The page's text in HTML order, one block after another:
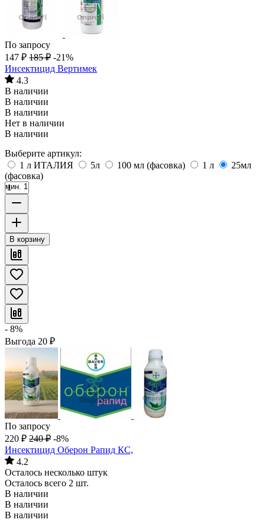
По запросу
147 ₽ 185 ₽ -21%
Инсектицид Вертимек
4.3
В наличии
В наличии
В наличии
Нет в наличии
В наличии
Выберите артикул:
1 л ИТАЛИЯ
5л 100 мл (фасовка) 1 л
25мл
(фасовка)
мин. 1
В корзину
- 8%
Выгода 20 ₽
По запросу
220 ₽ 240 ₽ -8%
Инсектицид Оберон Рапид КС,
4.2
Осталось несколько штук
Осталось всего 2 шт.
В наличии
В наличии
В наличии